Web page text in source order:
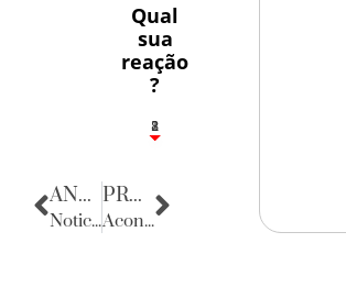
Qual
sua
reação
?
1
2
8
ANTERIOR
Noticias de Sergipe
PRÓXIMA
Acontecencias